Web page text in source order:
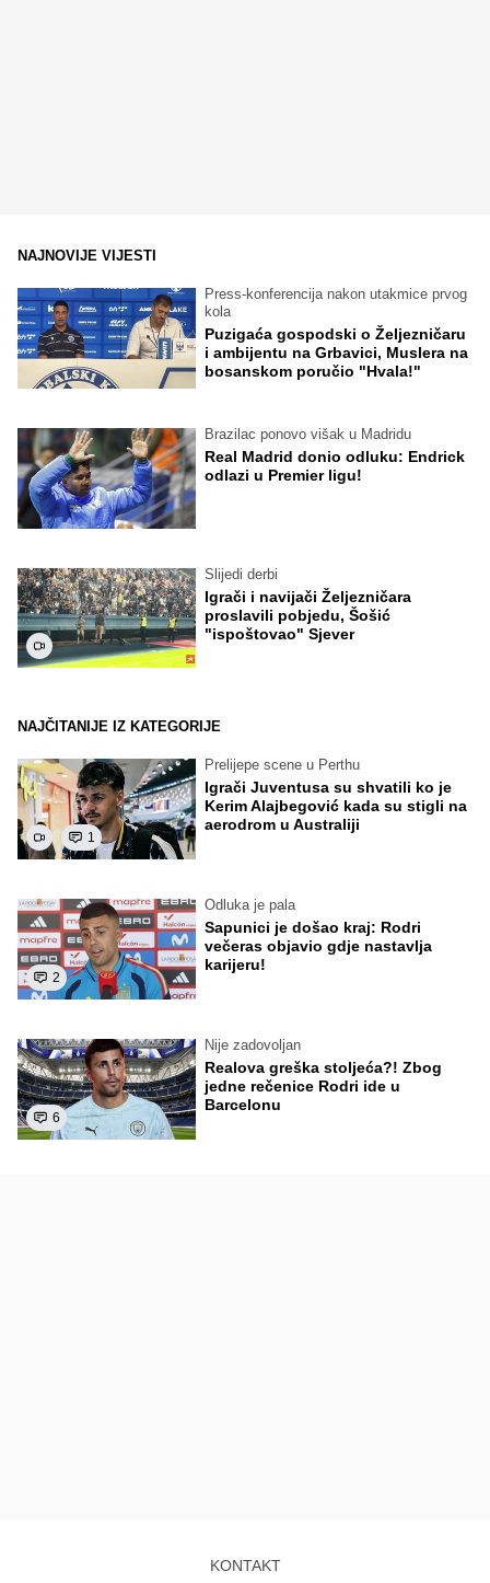
NAJNOVIJE VIJESTI
Press-konferencija nakon utakmice prvog
kola
Puzigaća gospodski o Željezničaru
i ambijentu na Grbavici, Muslera na
bosanskom poručio "Hvala!"
Brazilac ponovo višak u Madridu
Real Madrid donio odluku: Endrick
odlazi u Premier ligu!
Slijedi derbi
Igrači i navijači Željezničara
proslavili pobjedu, Šošić
"ispoštovao" Sjever
NAJČITANIJE IZ KATEGORIJE
1
Prelijepe scene u Perthu
Igrači Juventusa su shvatili ko je
Kerim Alajbegović kada su stigli na
aerodrom u Australiji
2
Odluka je pala
Sapunici je došao kraj: Rodri
večeras objavio gdje nastavlja
karijeru!
6
Nije zadovoljan
Realova greška stoljeća?! Zbog
jedne rečenice Rodri ide u
Barcelonu
KONTAKT